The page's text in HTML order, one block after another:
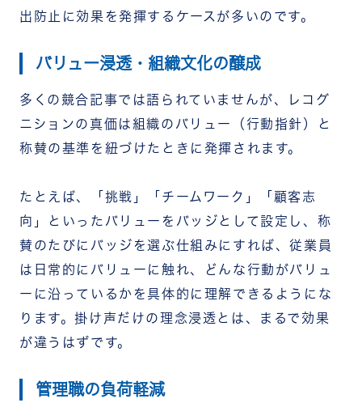
出防止に効果を発揮するケースが多いのです。
バリュー浸透・組織文化の醸成
多くの競合記事では語られていませんが、レコグ
ニションの真価は組織のバリュー（行動指針）と
称賛の基準を紐づけたときに発揮されます。
たとえば、「挑戦」「チームワーク」「顧客志
向」といったバリューをバッジとして設定し、称
賛のたびにバッジを選ぶ仕組みにすれば、従業員
は日常的にバリューに触れ、どんな行動がバリュ
ーに沿っているかを具体的に理解できるようにな
ります。掛け声だけの理念浸透とは、まるで効果
が違うはずです。
管理職の負荷軽減